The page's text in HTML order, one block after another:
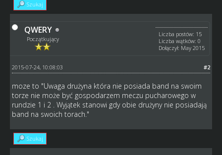
Szukaj
QWERY
Początkujący
Liczba postów: 15
Liczba wątków: 0
Dołączył: May 2015
#2
2015-07-24, 10:08:03
moze to "Uwaga drużyna która nie posiada band na swoim
torze nie może być gospodarzem meczu pucharowego w
rundzie 1 i 2 . Wyjątek stanowi gdy obie drużyny nie posiadają
band na swoich torach."
Szukaj